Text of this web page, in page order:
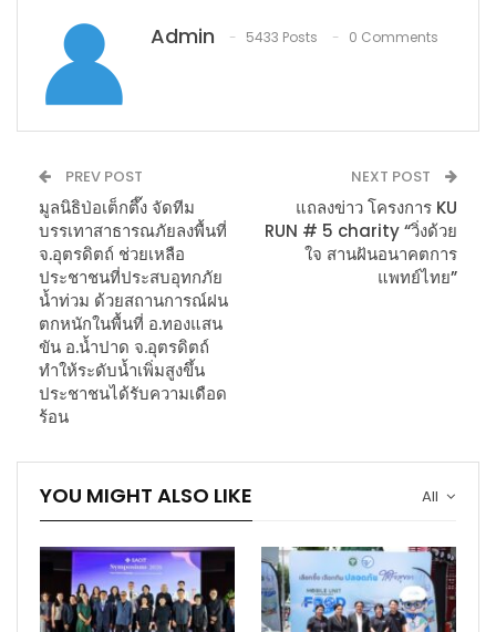
Admin 5433 Posts 0 Comments
PREV POST
มูลนิธิป่อเต็กตึ๊ง จัดทีม
บรรเทาสาธารณภัยลงพื้นที่
จ.อุตรดิตถ์ ช่วยเหลือ
ประชาชนที่ประสบอุทกภัย
น้ำท่วม ด้วยสถานการณ์ฝน
ตกหนักในพื้นที่ อ.ทองแสน
ขัน อ.น้ำปาด จ.อุตรดิตถ์
ทำให้ระดับน้ำเพิ่มสูงขึ้น
ประชาชนได้รับความเดือด
ร้อน
NEXT POST
แถลงข่าว โครงการ KU
RUN # 5 charity “วิ่งด้วย
ใจ สานฝันอนาคตการ
แพทย์ไทย”
All
YOU MIGHT ALSO LIKE